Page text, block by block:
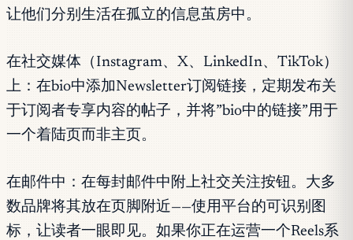
让他们分别生活在孤立的信息茧房中。
在社交媒体（Instagram、X、LinkedIn、TikTok）
上：在bio中添加Newsletter订阅链接，定期发布关
于订阅者专享内容的帖子，并将”bio中的链接”用于
一个着陆页而非主页。
在邮件中：在每封邮件中附上社交关注按钮。大多
数品牌将其放在页脚附近——使用平台的可识别图
标，让读者一眼即见。如果你正在运营一个Reels系